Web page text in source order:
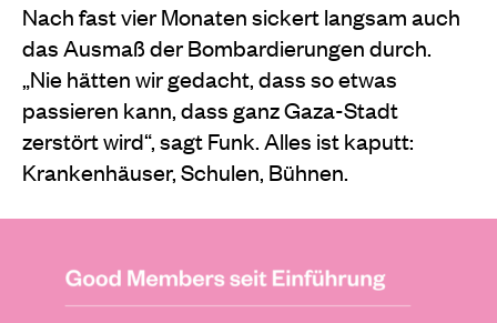
Nach fast vier Monaten sickert langsam auch
das Ausmaß der Bombardierungen durch.
„Nie hätten wir gedacht, dass so etwas
passieren kann, dass ganz Gaza-Stadt
zerstört wird“, sagt Funk. Alles ist kaputt:
Krankenhäuser, Schulen, Bühnen.